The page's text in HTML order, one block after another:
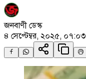
জনবাণী ডেস্ক
৪ সেপ্টেম্বর, ২০২৫, ০৭:০৩